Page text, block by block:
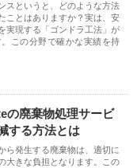
スというと、どのような方法
ことはありますか？実は、安
実現する「ゴンドラ工法」が
この分野で確かな実績を持
の廃棄物処理サービ
する方法とは
ら発生する廃棄物は、適切に
大きな負担となります。この